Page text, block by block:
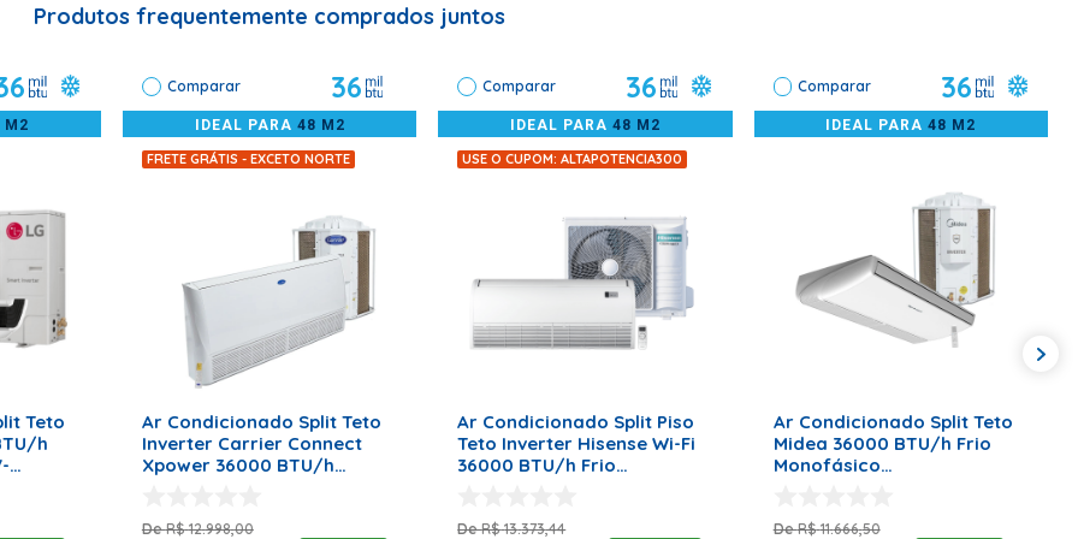
obstruída;
por profissionais habilitados.
Produtos frequentemente comprados juntos
M2
Teto
h
Comparar 36
IDEAL PARA 48 M2
FRETE GRÁTIS - EXCETO NORTE
ADICIONAR AO CARRINHO
Ar Condicionado Split Teto
Inverter Carrier Connect
Xpower 36000 BTU/h
R$ 12.998,00
Comparar 36
IDEAL PARA 48 M2
USE O CUPOM: ALTAPOTENCIA300
Ar Condicionado Split Piso
Teto Inverter Hisense Wi-Fi
36000 BTU/h Frio
R$ 13.373,44
Comparar 36
IDEAL PARA48 M2
Ar Condicionado Split Teto
Midea 36000 BTU/h Frio
Monofásico
R$ 11.666,50